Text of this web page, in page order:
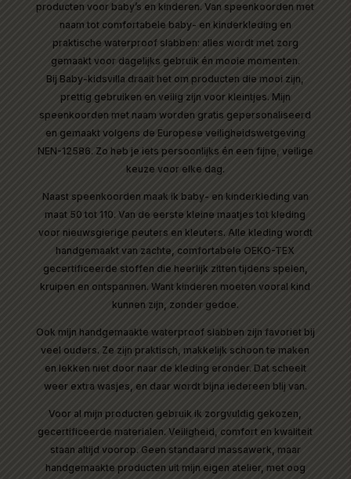
producten voor baby’s en kinderen. Van speenkoorden met
naam tot comfortabele baby- en kinderkleding en
praktische waterproof slabben: alles wordt met zorg
gemaakt voor dagelijks gebruik én mooie momenten.
Bij Baby-kidsvilla draait het om producten die mooi zijn,
prettig gebruiken en veilig zijn voor kleintjes. Mijn
speenkoorden met naam worden gratis gepersonaliseerd
en gemaakt volgens de Europese veiligheidswetgeving
NEN-12586. Zo heb je iets persoonlijks én een fijne, veilige
keuze voor elke dag.
Naast speenkoorden maak ik baby- en kinderkleding van
maat 50 tot 110. Van de eerste kleine maatjes tot kleding
voor nieuwsgierige peuters en kleuters. Alle kleding wordt
handgemaakt van zachte, comfortabele OEKO-TEX
gecertificeerde stoffen die heerlijk zitten tijdens spelen,
kruipen en ontspannen. Want kinderen moeten vooral kind
kunnen zijn, zonder gedoe.
Ook mijn handgemaakte waterproof slabben zijn favoriet bij
veel ouders. Ze zijn praktisch, makkelijk schoon te maken
en lekken niet door naar de kleding eronder. Dat scheelt
weer extra wasjes, en daar wordt bijna iedereen blij van.
Voor al mijn producten gebruik ik zorgvuldig gekozen,
gecertificeerde materialen. Veiligheid, comfort en kwaliteit
staan altijd voorop. Geen standaard massawerk, maar
handgemaakte producten uit mijn eigen atelier, met oog